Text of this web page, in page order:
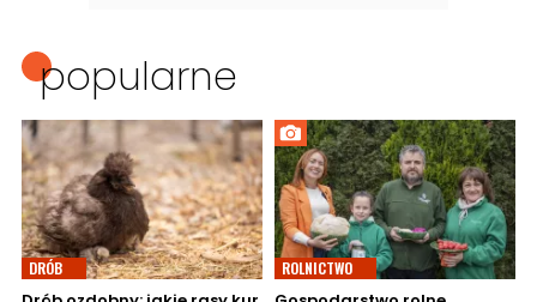
popularne
DRÓB ROLNICTWO